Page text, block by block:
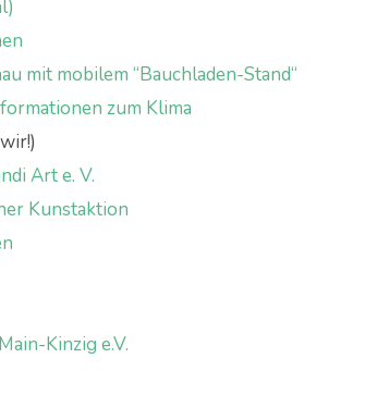
mit mobilem “Bauchladen-Stand“
zum Klima
Art e. V.
Kunstaktion
Kinzig e.V.